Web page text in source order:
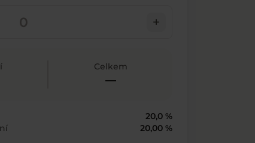
add
Celkem
—
20,0 %
20,00 %